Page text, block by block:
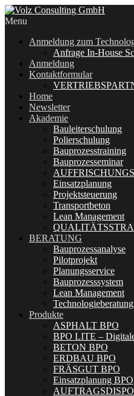
Menu
Anmeldung zum
Anfrage In-House
Anmeldung
Kontaktformular
Home
Newsletter
Akademie
Bauleiterschulung
Polierschulung
Bauprozesstraining
Bauprozesseminar
Einsatzplanung
Projektsteuerung
Transportbeton
Lean Management
BERATUNG
Bauprozessanalyse
Pilotprojekt
Planungsservice
Bauprozesssystem
Lean Management
Technologieberatung
Produkte
ASPHALT BPO
BPO LITE –
BETON BPO
ERDBAU BPO
FRÄSGUT BPO
Einsatzplanung BPO